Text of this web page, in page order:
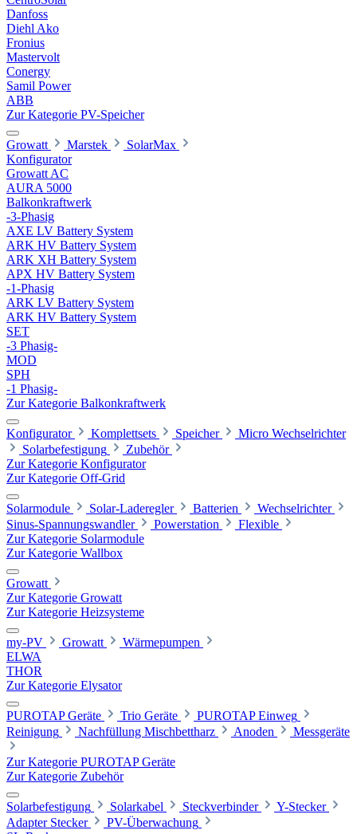
Danfoss
Diehl Ako
Fronius
Mastervolt
Conergy
Samil Power
ABB
Zur Kategorie PV-Speicher
Growatt Marstek
SolarMax
Konfigurator
Growatt AC
AURA 5000
Balkonkraftwerk
-3-Phasig
AXE LV Battery System
ARK HV Battery System
ARK XH Battery System
APX HV Battery System
-1-Phasig
ARK LV Battery System
ARK HV Battery System
SET
-3 Phasig-
MOD
SPH
-1 Phasig-
Zur Kategorie Balkonkraftwerk
Konfigurator Komplettsets Speicher
Micro Wechselrichter
Solarbefestigung
Zubehör
Zur Kategorie Konfigurator
Zur Kategorie Off-Grid
Solarmodule Solar-Laderegler Batterien
Wechselrichter
Sinus-Spannungswandler
Powerstation
Flexible
Zur Kategorie Solarmodule
Zur Kategorie Wallbox
Growatt
Zur Kategorie Growatt
Zur Kategorie Heizsysteme
my-PV Growatt
Wärmepumpen
ELWA
THOR
Zur Kategorie Elysator
PUROTAP Geräte Trio Geräte
PUROTAP Einweg
Reinigung
Nachfüllung Mischbettharz Anoden Messgeräte
Zur Kategorie PUROTAP Geräte
Zur Kategorie Zubehör
Solarbefestigung Solarkabel Steckverbinder
Y-Stecker
Adapter Stecker
PV-Überwachung